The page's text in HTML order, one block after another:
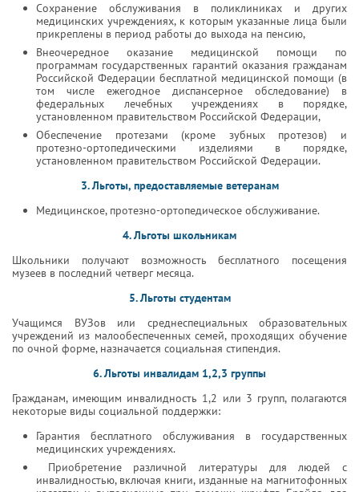
Сохранение обслуживания в поликлиниках и других
медицинских учреждениях, к которым указанные лица были
прикреплены в период работы до выхода на пенсию,
Внеочередное оказание медицинской помощи по
программам государственных гарантий оказания гражданам
Российской Федерации бесплатной медицинской помощи (в
том числе ежегодное диспансерное обследование) в
федеральных лечебных учреждениях в порядке,
установленном правительством Российской Федерации,
Обеспечение протезами (кроме зубных протезов) и
протезно-ортопедическими изделиями в порядке,
установленном правительством Российской Федерации.
3. Льготы, предоставляемые ветеранам
Медицинское, протезно-ортопедическое обслуживание.
4. Льготы школьникам
Школьники получают возможность бесплатного посещения
музеев в последний четверг месяца.
5. Льготы студентам
Учащимся ВУЗов или среднеспециальных образовательных
учреждений из малообеспеченных семей, проходящих обучение
по очной форме, назначается социальная стипендия.
6. Льготы инвалидам 1,2,3 группы
Гражданам, имеющим инвалидность 1,2 или 3 групп, полагаются
некоторые виды социальной поддержки:
Гарантия бесплатного обслуживания в государственных
медицинских учреждениях.
Приобретение различной литературы для людей с
инвалидностью, включая книги, изданные на магнитофонных